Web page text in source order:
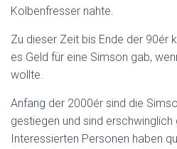
Kolbenfresser nahte.
Zu dieser Zeit bis Ende der 90ér
es Geld für eine Simson gab,
wollte.
Anfang der 2000ér sind die
gestiegen und sind erschwinglich
Interessierten Personen haben